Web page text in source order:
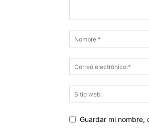
Guardar mi nombre,